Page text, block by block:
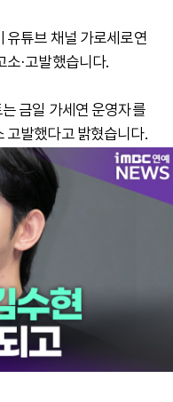
유튜브 채널 가로세로연
소·고발했습니다.
금일 가세연 운영자를
고발했다고 밝혔습니다.